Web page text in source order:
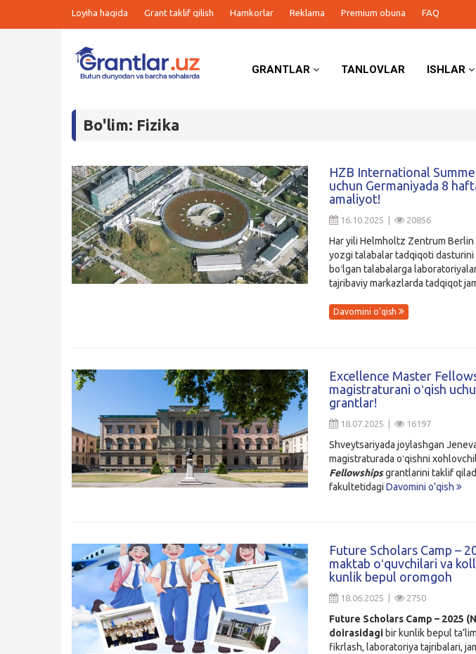
Loyiha haqida Grant taklif qilish Hamkorlar Reklama Premium obuna FAQ
GRANTLAR TANLOVLAR ISHLAR
Bo'lim: Fizika
HZB International
uchun Germaniyada 8
amaliyot!
16.10.2025 | 20856
Har yili Helmholtz Zentrum Berlin
yozgi talabalar tadqiqoti
boʻlgan talabalarga
tajribaviy markazlarda tadqiqot
Davomini o'qish
Excellence Master
magistraturani oʻqish
grantlar!
18.07.2025 | 16197
Shveytsariyada joylashgan
magistraturada oʻqishni
Fellowshipsgrantlarini taklif
fakultetidagi Davomini o'qish
Future Scholars Camp –
maktab oʻquvchilari va
kunlik bepul oromgoh
18.06.2025 | 2750
Future Scholars Camp – 2025
doirasidagibir kunlik bepul
fikrlash, laboratoriya tajribalari,